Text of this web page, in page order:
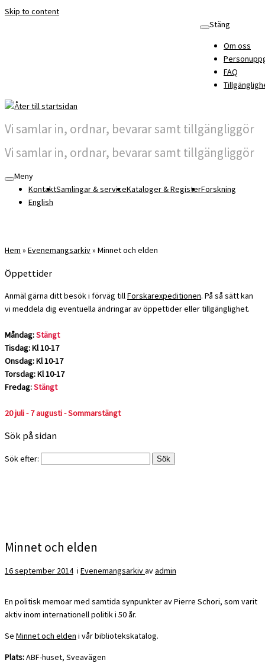
Skip to content
Stäng
Om oss
FAQ
Vi samlar in, ordnar, bevarar samt tillgängliggör
Vi samlar in, ordnar, bevarar samt tillgängliggör
Meny
KontaktSamlingar & serviceKataloger & RegisterForskning
English
Hem » Evenemangsarkiv» Minnet och elden
Öppettider
Anmäl gärna ditt besök i förväg tillForskarexpeditionen. På så sätt kan
vi meddela dig eventuella ändringar av öppettider eller tillgänglighet.
Måndag:Stängt
Tisdag: Kl 10-17
Onsdag: Kl 10-17
Torsdag: Kl 10-17
Fredag:Stängt
20 juli - 7 augusti - Sommarstängt
Sök på sidan
Sök efter:
Minnet och elden
16 september 2014i Evenemangsarkivavadmin
En politisk memoar med samtida synpunkter av Pierre Schori, som varit
aktiv inom internationell politik i 50 år.
Se Minnet och elden i vår bibliotekskatalog.
Plats:ABF-huset, Sveavägen